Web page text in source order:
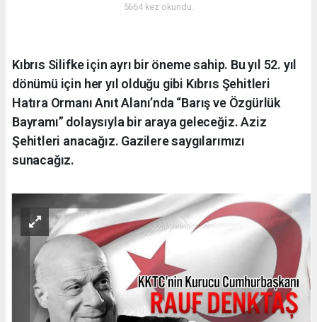
5664 kez okundu.
Kıbrıs Silifke için ayrı bir öneme sahip. Bu yıl 52. yıl
dönümü için her yıl olduğu gibi Kıbrıs Şehitleri
Hatıra Ormanı Anıt Alanı’nda “Barış ve Özgürlük
Bayramı” dolaysıyla bir araya geleceğiz. Aziz
Şehitleri anacağız. Gazilere saygılarımızı
sunacağız.